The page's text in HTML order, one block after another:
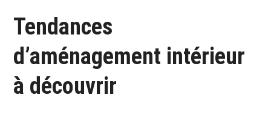
Tendances
d’aménagement intérieur
à découvrir